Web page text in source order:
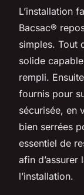
L’installation
Bacsac®
simples. Tout
solide
rempli.
fournis pour
sécurisée, en
bien serrées
essentiel de
afin
l’installation.